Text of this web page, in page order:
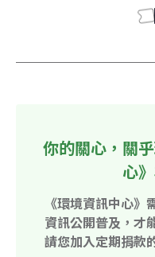
你的關心，關
心
《環境資訊中心
資訊公開普及，才
請您加入定期捐款